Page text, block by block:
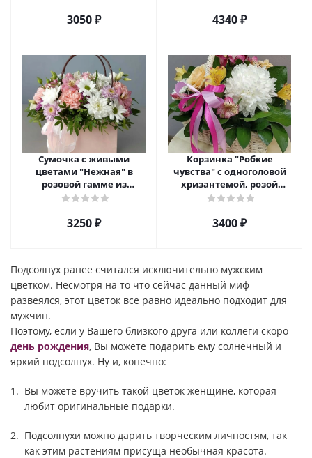
3050 ₽ 4340 ₽
Сумочка с живыми
цветами "Нежная" в
розовой гамме из
кустовой хризантемы,
3250 ₽
Корзинка "Робкие
чувства" с одноголовой
хризантемой, розой
Эквадор и альстромерией
3400 ₽
Подсолнух ранее считался исключительно мужским
цветком. Несмотря на то что сейчас данный миф
развеялся, этот цветок все равно идеально подходит для
мужчин.
Поэтому, если у Вашего близкого друга или коллеги скоро
день рождения, Вы можете подарить ему солнечный и
яркий подсолнух. Ну и, конечно:
Вы можете вручить такой цветок женщине, которая
любит оригинальные подарки.
Подсолнухи можно дарить творческим личностям, так
как этим растениям присуща необычная красота.